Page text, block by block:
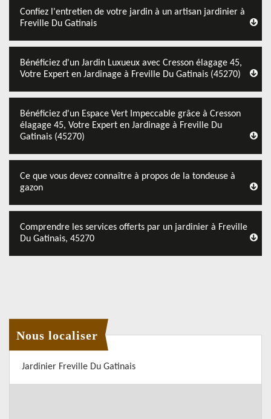
Confiez l'entretien de votre jardin à un artisan jardinier à
Freville Du Gatinais
Bénéficiez d'un Jardin Luxueux avec Cresson élagage 45,
Votre Expert en Jardinage à Freville Du Gatinais (45270)
Bénéficiez d'un Espace Vert Impeccable grâce à Cresson
élagage 45, Votre Expert en Jardinage à Freville Du
Gatinais (45270)
Ce que vous devez connaître à propos de la tondeuse à
gazon
Comprendre les services offerts par un jardinier à Freville
Du Gatinais, 45270
Nous localiser
Jardinier Freville Du Gatinais